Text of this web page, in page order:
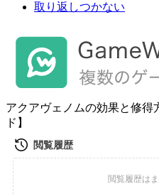
取り返しつかない
アクアヴェノムの効果と修得
ド】